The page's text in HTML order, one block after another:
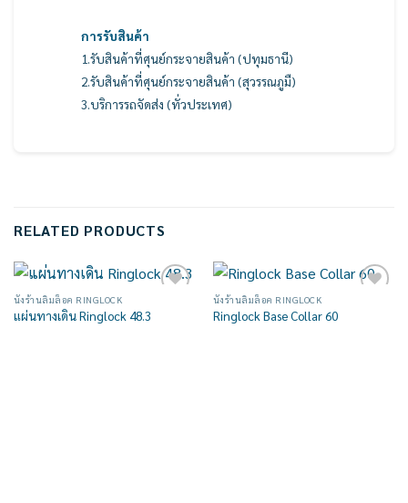
การรับสินค้า
1.รับสินค้าที่ศุนย์กระจายสินค้า (ปทุมธานี)
2.รับสินค้าที่ศุนย์กระจายสินค้า (สุวรรณภูมื)
3.บริการรถจัดส่ง (ทั่วประเทศ)
RELATED PRODUCTS
นั่งร้านลิ่มล็อค RINGLOCK
แผ่นทางเดิน Ringlock 48.3
นั่งร้านลิ่มล็อค RINGLOCK
Ringlock Base Collar 60